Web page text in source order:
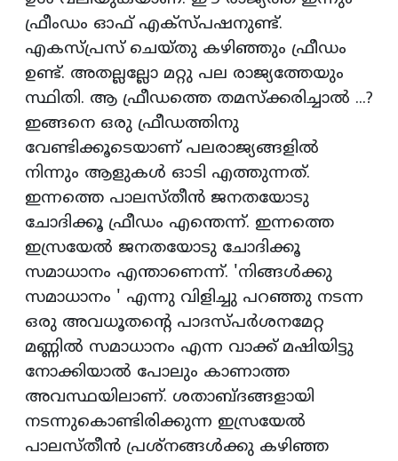
ഫ്രീംഡം ഓഫ് എക്‌സ്പഷനുണ്ട്.
എകസ്പ്രസ് ചെയ്തു കഴിഞ്ഞും ഫ്രീഡം
ഉണ്ട്. അതല്ലല്ലോ മറ്റു പല രാജ്യത്തേയും
സ്ഥിതി. ആ ഫ്രീഡത്തെ തമസ്‌ക്കരിച്ചാല്‍ ...?
ഇങ്ങനെ ഒരു ഫ്രീഡത്തിനു
വേണ്ടിക്കൂടെയാണ് പലരാജ്യങ്ങളില്‍
നിന്നും ആളുകള്‍ ഓടി എത്തുന്നത്.
ഇന്നത്തെ പാലസ്തീന്‍ ജനതയോടു
ചോദിക്കൂ ഫ്രീഡം എന്തെന്ന്. ഇന്നത്തെ
ഇസ്രയേല്‍ ജനതയോടു ചോദിക്കൂ
സമാധാനം എന്താണെന്ന്. 'നിങ്ങള്‍ക്കു
സമാധാനം ' എന്നു വിളിച്ചു പറഞ്ഞു നടന്ന
ഒരു അവധൂതന്റെ പാദസ്പര്‍ശനമേറ്റ
മണ്ണില്‍ സമാധാനം എന്ന വാക്ക് മഷിയിട്ടു
നോക്കിയാല്‍ പോലും കാണാത്ത
അവസ്ഥയിലാണ്. ശതാബ്ദങ്ങളായി
നടന്നുകൊണ്ടിരിക്കുന്ന ഇസ്രയേല്‍
പാലസ്തീന്‍ പ്രശ്‌നങ്ങള്‍ക്കു കഴിഞ്ഞ